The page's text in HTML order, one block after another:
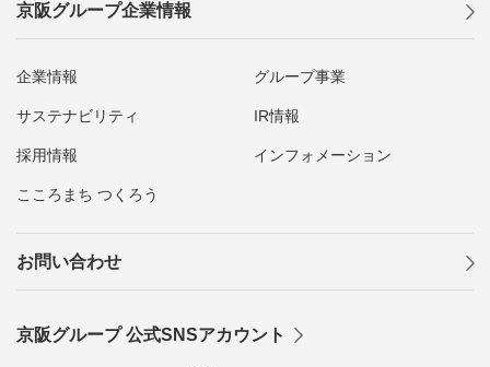
京阪グループ企業情報
企業情報 グループ事業
サステナビリティ IR情報
採用情報 インフォメーション
こころまち つくろう
お問い合わせ
京阪グループ 公式SNSアカウント